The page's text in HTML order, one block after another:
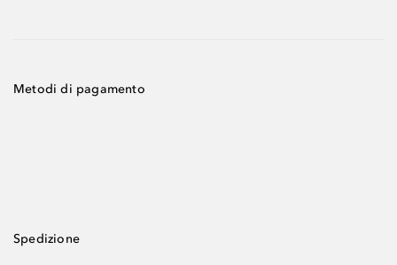
Metodi di pagamento
Spedizione